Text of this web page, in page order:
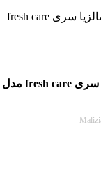
اسپری خوشبو کننده بدن زنانه 24 ساعته مالزیا سری fresh care
اسپری خوشبو کننده بدن زنانه 24 ساعته مالزیا سری fresh care مدل